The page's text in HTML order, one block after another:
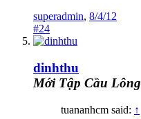
superadmin, 8/4/12
#24
dinhthu
Mới Tập Cầu Lông
tuananhcm said: ↑